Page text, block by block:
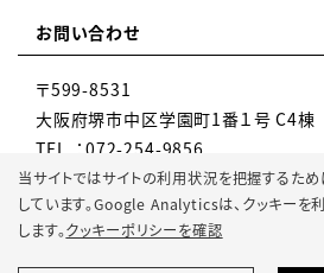
当サイトではサイトの利用状況を把握する
しています。Google Analyticsは、 クッキーを
します。クッキーポリシーを確認
お問い合わせ
〒599-8531
大阪府堺市中区学園町1番１号 C4棟
TEL ：072-254-9856
MAIL：gr-knky-